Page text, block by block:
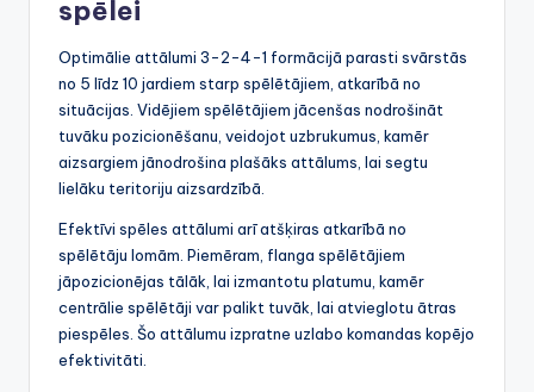
spēlei
Optimālie attālumi 3-2-4-1 formācijā parasti svārstās
no 5 līdz 10 jardiem starp spēlētājiem, atkarībā no
situācijas. Vidējiem spēlētājiem jācenšas nodrošināt
tuvāku pozicionēšanu, veidojot uzbrukumus, kamēr
aizsargiem jānodrošina plašāks attālums, lai segtu
lielāku teritoriju aizsardzībā.
Efektīvi spēles attālumi arī atšķiras atkarībā no
spēlētāju lomām. Piemēram, flanga spēlētājiem
jāpozicionējas tālāk, lai izmantotu platumu, kamēr
centrālie spēlētāji var palikt tuvāk, lai atvieglotu ātras
piespēles. Šo attālumu izpratne uzlabo komandas kopējo
efektivitāti.